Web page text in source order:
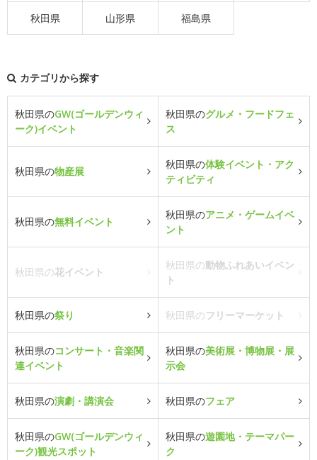
秋田県 山形県 福島県
カテゴリから探す
秋田県のGW(ゴールデンウィ
ーク)イベント
秋田県のグルメ・フードフェ
ス
秋田県の物産展
秋田県の体験イベント・アク
ティビティ
秋田県の無料イベント
秋田県のアニメ・ゲームイベ
ント
秋田県の花イベント
秋田県の動物ふれあいイベン
ト
秋田県の祭り 秋田県のフリーマーケット
秋田県のコンサート・音楽関
連イベント
秋田県の美術展・博物展・展
示会
秋田県の演劇・講演会 秋田県のフェア
秋田県のGW(ゴールデンウィ
ーク)観光スポット
秋田県の遊園地・テーマパー
ク